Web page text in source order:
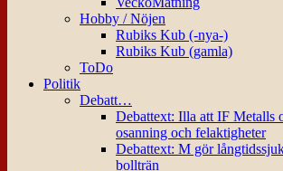
Hobby / Nöjen
Rubiks Kub (-nya-)
Rubiks Kub (gamla)
ToDo
Politik
Debatt…
Debattext: Illa att IF Metalls
osanning och felaktigheter
Debattext: M gör
bollträn